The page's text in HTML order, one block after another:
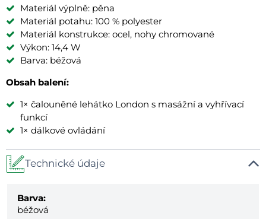
Materiál výplně: pěna
Materiál potahu: 100 % polyester
Materiál konstrukce: ocel, nohy chromované
Výkon: 14,4 W
Barva: béžová
Obsah balení:
1× čalouněné lehátko London s masážní a vyhřívací
funkcí
1× dálkové ovládání
Technické údaje
Barva:
béžová